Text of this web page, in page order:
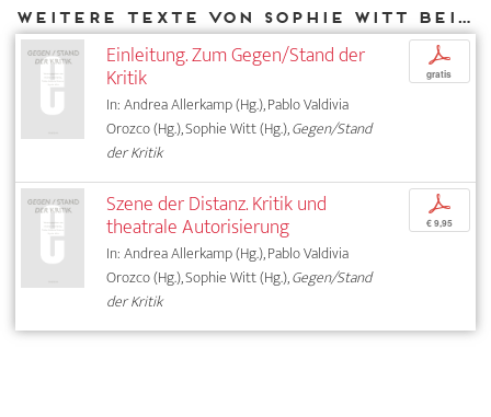
Weitere Texte von Sophie Witt bei DIAPHANES
Einleitung. Zum Gegen/Stand der
Kritik
In: Andrea Allerkamp (Hg.), Pablo Valdivia
Orozco (Hg.), Sophie Witt (Hg.),Gegen/Stand
der Kritik
p
gratis
Szene der Distanz. Kritik und
theatrale Autorisierung
In: Andrea Allerkamp (Hg.), Pablo Valdivia
Orozco (Hg.), Sophie Witt (Hg.),Gegen/Stand
der Kritik
p
€ 9,95